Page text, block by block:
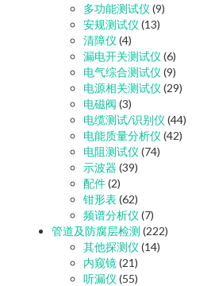
多功能测试仪 (9)
安规测试仪 (13)
清障仪 (4)
漏电开关测试仪 (6)
电气综合测试仪 (9)
电源相关测试仪 (29)
电磁阀 (3)
电缆测试/识别仪 (44)
电能质量分析仪 (42)
电阻测试仪 (74)
示波器 (39)
配件(2)
钳形表(62)
频谱分析仪 (7)
管道及防腐层检测 (222)
其他探测仪 (14)
内窥镜(21)
听漏仪 (55)